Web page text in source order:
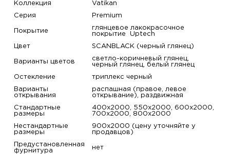
Коллекция Vatikan
Серия Premium
Покрытие
глянцевое лакокрасочное
покрытие Uptech
Цвет SCANBLACK (черный глянец)
Варианты цветов
светло-коричневый глянец,
черный глянец, белый глянец
Остекление триплекс черный
Варианты
открывания
распашная (правое, левое
открывание), раздвижная
Стандартные
размеры
400х2000, 550х2000, 600х2000,
700х2000, 800х2000
Нестандартные
размеры
900х2000 (цену уточняйте у
продавцов)
Предустановленная
фурнитура
нет